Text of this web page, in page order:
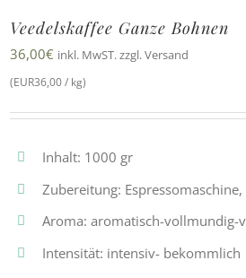
Veedelskaffee Ganze Bohnen
36,00€ inkl. MwST. zzgl. Versand
(EUR36,00 / kg)
Inhalt: 1000 gr
Zubereitung:
Aroma: aromatisch-vollmundig-
Intensität: intensiv- bekommlich